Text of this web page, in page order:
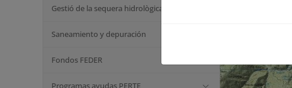
Gestió de la sequera hidrològica
Saneamiento y depuración
Fondos FEDER
Programas ayudas PERTE